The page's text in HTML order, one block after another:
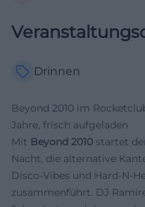
Drinnen
Beyond 2010 im
Jahre, frisch aufgeladen
Mit Beyond 2010 startet
Nacht, die alternative
Disco-Vibes und Hard-N-
zusammenführt. DJ